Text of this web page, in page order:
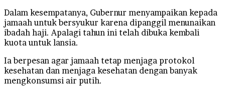
Dalam kesempatanya, Gubernur menyampaikan kepada
jamaah untuk bersyukur karena dipanggil menunaikan
ibadah haji. Apalagi tahun ini telah dibuka kembali
kuota untuk lansia.
Ia berpesan agar jamaah tetap menjaga protokol
kesehatan dan menjaga kesehatan dengan banyak
mengkonsumsi air putih.